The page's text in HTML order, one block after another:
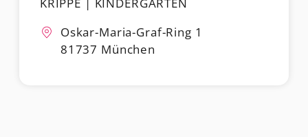
Oskar-Maria-Graf-Ring 1
81737 München